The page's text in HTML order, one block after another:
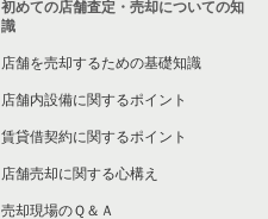
初めての店舗査定・売却についての知
識
店舗を売却するための基礎知識
店舗内設備に関するポイント
賃貸借契約に関するポイント
店舗売却に関する心構え
売却現場のＱ＆Ａ